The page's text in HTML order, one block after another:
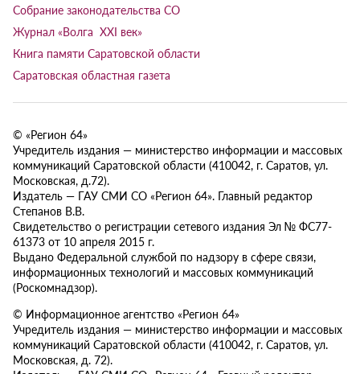
Собрание законодательства СО
Журнал «Волга XXI век»
Книга памяти Саратовской области
Саратовская областная газета
© «Регион 64»
Учредитель издания — министерство информации и массовых
коммуникаций Саратовской области (410042, г. Саратов, ул.
Московская, д.72).
Издатель — ГАУ СМИ СО «Регион 64». Главный редактор
Степанов В.В.
Свидетельство о регистрации сетевого издания Эл № ФС77-
61373 от 10 апреля 2015 г.
Выдано Федеральной службой по надзору в сфере связи,
информационных технологий и массовых коммуникаций
(Роскомнадзор).
© Информационное агентство «Регион 64»
Учредитель издания — министерство информации и массовых
коммуникаций Саратовской области (410042, г. Саратов, ул.
Московская, д. 72).